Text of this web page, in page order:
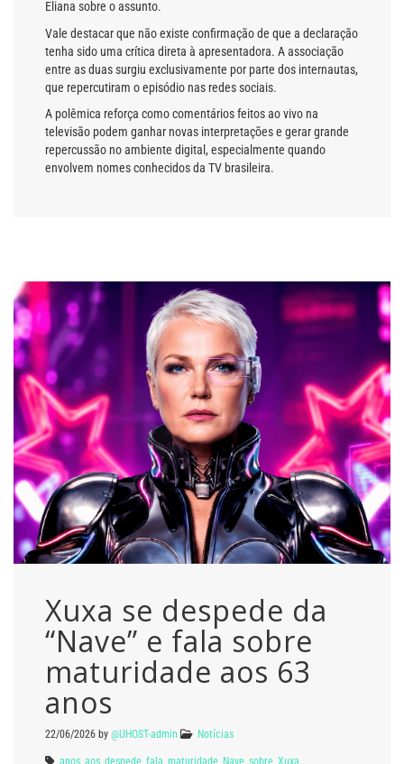
Eliana sobre o assunto.
Vale destacar que não existe confirmação de que a declaração
tenha sido uma crítica direta à apresentadora. A associação
entre as duas surgiu exclusivamente por parte dos internautas,
que repercutiram o episódio nas redes sociais.
A polêmica reforça como comentários feitos ao vivo na
televisão podem ganhar novas interpretações e gerar grande
repercussão no ambiente digital, especialmente quando
envolvem nomes conhecidos da TV brasileira.
Xuxa se despede da
“Nave” e fala sobre
maturidade aos 63
anos
22/06/2026 by @UHOST-admin Notícias
anos, aos, despede, fala, maturidade, Nave, sobre, Xuxa